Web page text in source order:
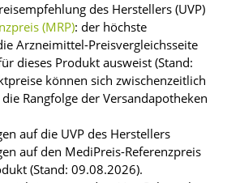
des Herstellers (UVP)
(MRP): der höchste
Arzneimittel-Preisvergleichsseite
dieses Produkt ausweist (Stand:
können sich zwischenzeitlich
Rangfolge der Versandapotheken
auf die UVP des Herstellers
auf den MediPreis-Referenzpreis
(Stand: 09.08.2026).